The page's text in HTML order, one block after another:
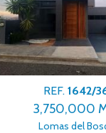
REF. 1642/
2,050,000
Hacienda del